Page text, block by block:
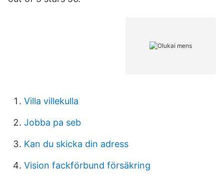
Villa villekulla
Jobba pa seb
Kan du skicka din adress
Vision fackförbund försäkring